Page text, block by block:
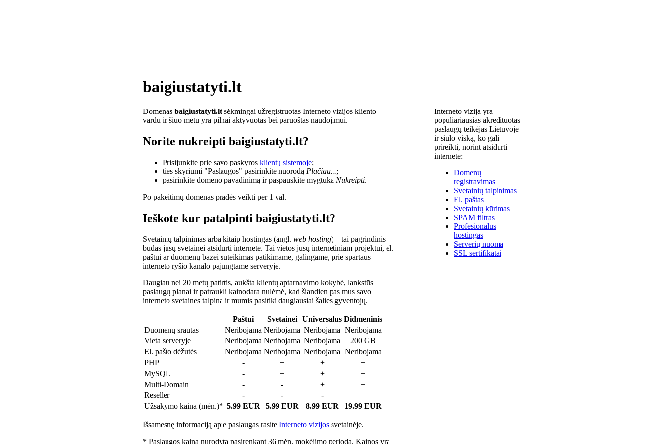
baigiustatyti.lt
Domenas baigiustatyti.lt sėkmingai užregistruotas Interneto vizijos kliento
vardu ir šiuo metu yra pilnai aktyvuotas bei paruoštas naudojimui.
Norite nukreipti baigiustatyti.lt?
Prisijunkite prie savo paskyros klientų sistemoje;
ties skyriumi "Paslaugos" pasirinkite nuorodą Plačiau...;
pasirinkite domeno pavadinimą ir paspauskite mygtuką Nukreipti.
Po pakeitimų domenas pradės veikti per 1 val.
Ieškote kur patalpinti baigiustatyti.lt?
Svetainių talpinimas arba kitaip hostingas (angl. web hosting) – tai pagrindinis
būdas jūsų svetainei atsidurti internete. Tai vietos jūsų internetiniam projektui, el.
paštui ar duomenų bazei suteikimas patikimame, galingame, prie spartaus
interneto ryšio kanalo pajungtame serveryje.
Daugiau nei 20 metų patirtis, aukšta klientų aptarnavimo kokybė, lankstūs
paslaugų planai ir patraukli kainodara nulėmė, kad šiandien pas mus savo
interneto svetaines talpina ir mumis pasitiki daugiausiai šalies gyventojų.
Paštui Svetainei Universalus Didmeninis
Duomenų srautas
Neribojama Neribojama Neribojama Neribojama
Vieta serveryje
Neribojama Neribojama Neribojama
200 GB
El. pašto dėžutės
Neribojama Neribojama Neribojama Neribojama
PHP
- + +
+
MySQL
- + +
+
Multi-Domain
- - +
+
Reseller
- - -
+
Užsakymo kaina (mėn.)* 5.99 EUR 5.99 EUR 8.99 EUR 19.99 EUR
Išsamesnę informaciją apie paslaugas rasite Interneto vizijos svetainėje.
* Paslaugos kaina nurodyta pasirenkant 36 mėn. mokėjimo periodą. Kainos yra
Interneto vizija yra
populiariausias akredituotas
paslaugų teikėjas Lietuvoje
ir siūlo viską, ko gali
prireikti, norint atsidurti
internete:
Domenų
registravimas
Svetainių talpinimas
El. paštas
Svetainių kūrimas
SPAM filtras
Profesionalus
hostingas
Serverių nuoma
SSL sertifikatai